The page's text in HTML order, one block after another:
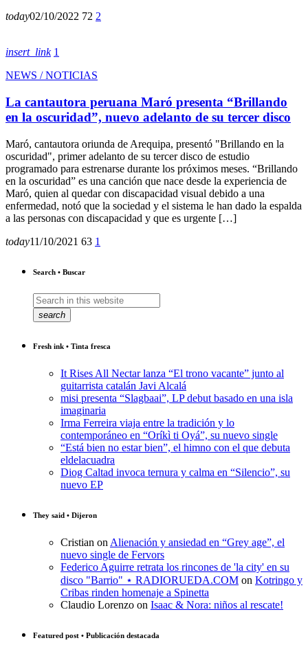
today02/10/2022 72 2
insert_link 1
NEWS / NOTICIAS
La cantautora peruana Maró presenta “Brillando
en la oscuridad”, nuevo adelanto de su tercer disco
Maró, cantautora oriunda de Arequipa, presentó "Brillando en la
oscuridad", primer adelanto de su tercer disco de estudio
programado para estrenarse durante los próximos meses. “Brillando
en la oscuridad” es una canción que nace desde la experiencia de
Maró, quien al quedar con discapacidad visual debido a una
enfermedad, notó que la sociedad y el sistema le han dado la espalda
a las personas con discapacidad y que es urgente […]
today11/10/2021 63 1
Search • Buscar
search
Fresh ink • Tinta fresca
It Rises All Nectar lanza “El trono vacante” junto al
guitarrista catalán Javi Alcalá
misi presenta “Slagbaai”, LP debut basado en una isla
imaginaria
Irma Ferreira viaja entre la tradición y lo
contemporáneo en “Oríkì ti Oyá”, su nuevo single
“Está bien no estar bien”, el himno con el que debuta
eldelacuadra
Diog Caltad invoca ternura y calma en “Silencio”, su
nuevo EP
They said • Dijeron
Cristian on Alienación y ansiedad en “Grey age”, el
nuevo single de Fervors
Federico Aguirre retrata los rincones de 'la city' en su
disco "Barrio" ⋆ RADIORUEDA.COM on Kotringo y
Cribas rinden homenaje a Spinetta
Claudio Lorenzo on Isaac & Nora: niños al rescate!
Featured post • Publicación destacada